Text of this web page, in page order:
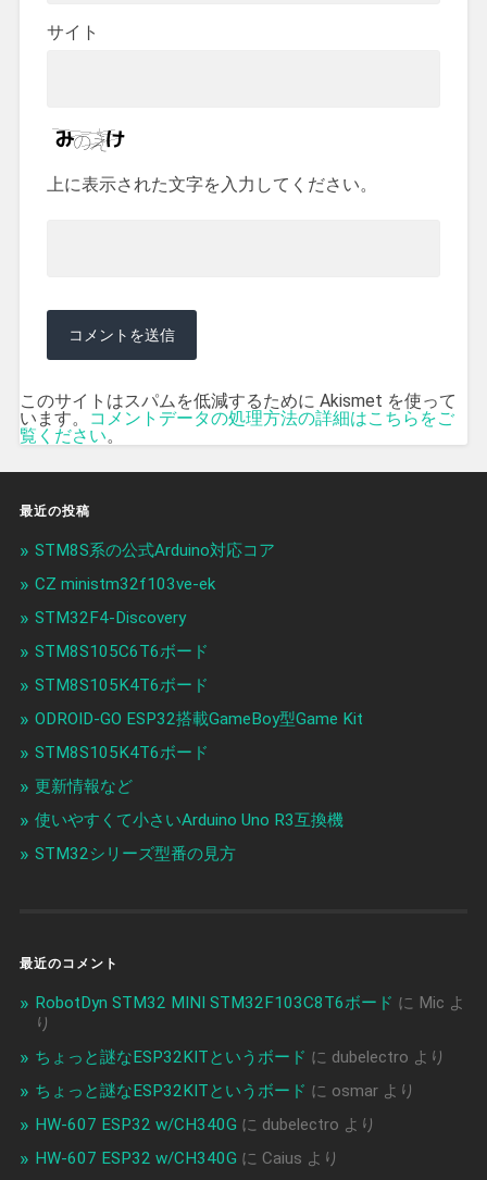
サイト
上に表示された文字を入力してください。
このサイトはスパムを低減するために Akismet を使って
います。
コメントデータの処理方法の詳細はこちらをご
覧ください。
最近の投稿
STM8S系の公式Arduino対応コア
CZ ministm32f103ve-ek
STM32F4-Discovery
STM8S105C6T6ボード
STM8S105K4T6ボード
ODROID-GO ESP32搭載GameBoy型Game Kit
STM8S105K4T6ボード
更新情報など
使いやすくて小さいArduino Uno R3互換機
STM32シリーズ型番の見方
最近のコメント
RobotDyn STM32 MINI STM32F103C8T6ボード に Mic よ
り
ちょっと謎なESP32KITというボード に dubelectro より
ちょっと謎なESP32KITというボード に osmarより
HW-607 ESP32 w/CH340G に dubelectro より
HW-607 ESP32 w/CH340G に Caius より